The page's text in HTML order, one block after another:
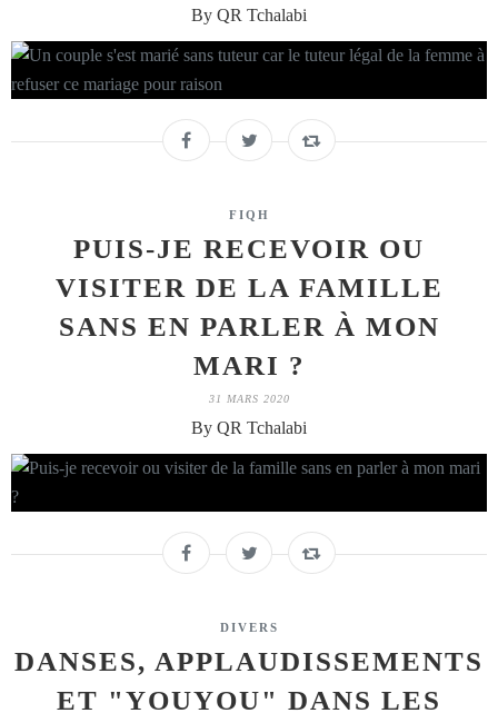
By QR Tchalabi
FIQH
PUIS-JE RECEVOIR OU
VISITER DE LA FAMILLE
SANS EN PARLER À MON
MARI ?
31 MARS 2020
By QR Tchalabi
DIVERS
DANSES, APPLAUDISSEMENTS
ET "YOUYOU" DANS LES